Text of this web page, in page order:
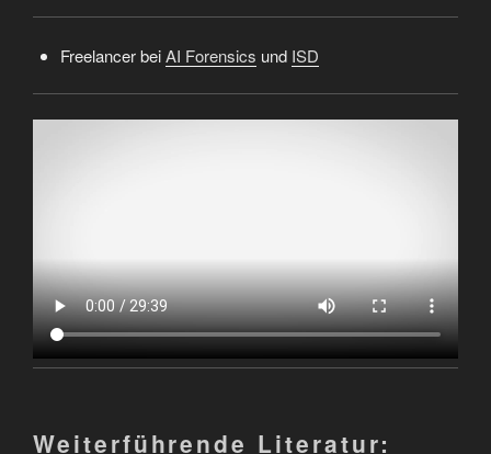
Freelancer beiAI Forensics und ISD
Weiterführende Literatur: